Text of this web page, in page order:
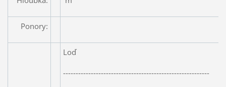
Ponory:
Loď
----------------------------------------------------------